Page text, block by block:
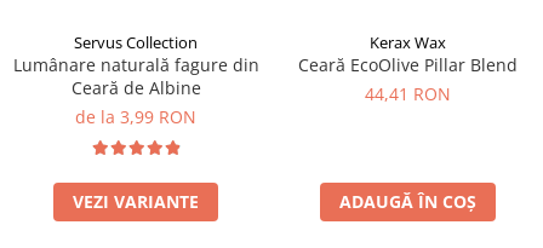
Servus Collection
Lumânare naturală fagure din
Ceară de Albine
de la 3,99 RON
VEZI VARIANTE
Kerax Wax
Ceară EcoOlive Pillar Blend
44,41 RON
ADAUGĂ ÎN COȘ